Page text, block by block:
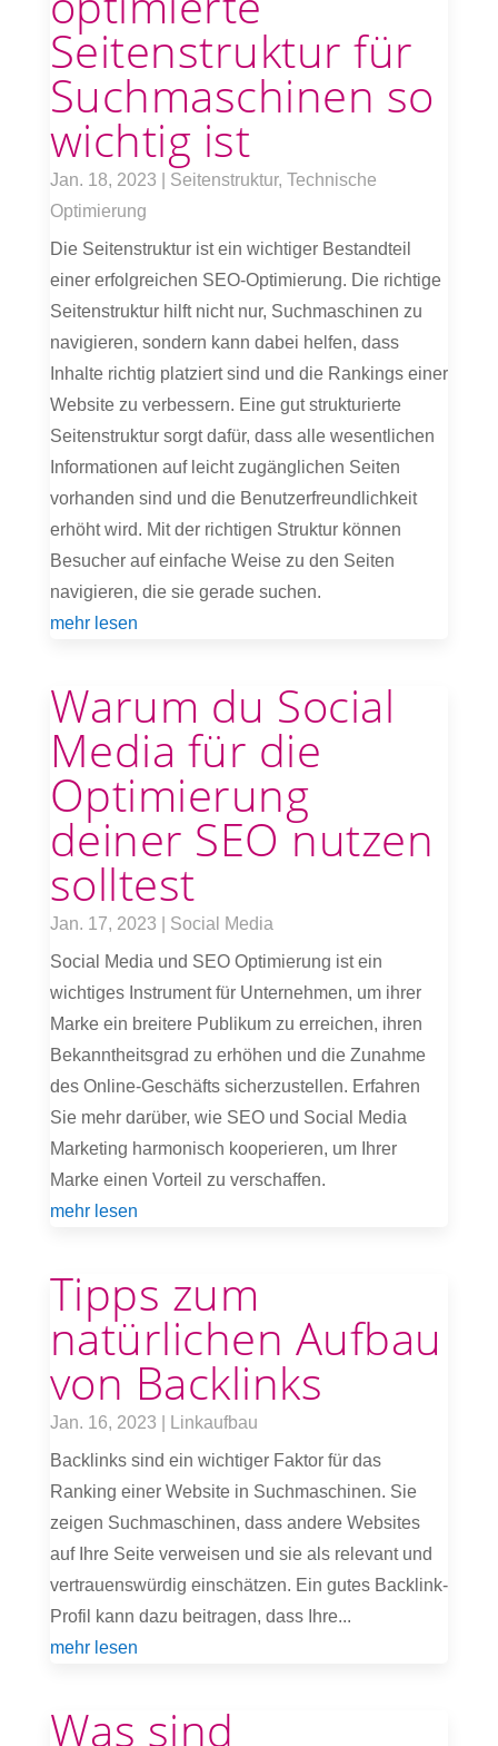
Seitenstruktur für
Suchmaschinen so
wichtig ist
Jan. 18, 2023 Seitenstruktur, Technische
Optimierung
Die Seitenstruktur ist ein wichtiger Bestandteil
einer erfolgreichen SEO-Optimierung. Die richtige
Seitenstruktur hilft nicht nur, Suchmaschinen zu
navigieren, sondern kann dabei helfen, dass
Inhalte richtig platziert sind und die Rankings einer
Website zu verbessern. Eine gut strukturierte
Seitenstruktur sorgt dafür, dass alle wesentlichen
Informationen auf leicht zugänglichen Seiten
vorhanden sind und die Benutzerfreundlichkeit
erhöht wird. Mit der richtigen Struktur können
Besucher auf einfache Weise zu den Seiten
navigieren, die sie gerade suchen.
mehr lesen
Warum du Social
Media für die
Optimierung
deiner SEO nutzen
solltest
Jan. 17, 2023
Social Media
Social Media und SEO Optimierung ist ein
wichtiges Instrument für Unternehmen, um ihrer
Marke ein breitere Publikum zu erreichen, ihren
Bekanntheitsgrad zu erhöhen und die Zunahme
des Online-Geschäfts sicherzustellen. Erfahren
Sie mehr darüber, wie SEO und Social Media
Marketing harmonisch kooperieren, um Ihrer
Marke einen Vorteil zu verschaffen.
mehr lesen
Tipps zum
natürlichen Aufbau
von Backlinks
Jan. 16, 2023
Linkaufbau
Backlinks sind ein wichtiger Faktor für das
Ranking einer Website in Suchmaschinen. Sie
zeigen Suchmaschinen, dass andere Websites
auf Ihre Seite verweisen und sie als relevant und
vertrauenswürdig einschätzen. Ein gutes Backlink-
Profil kann dazu beitragen, dass Ihre...
mehr lesen
Was sind